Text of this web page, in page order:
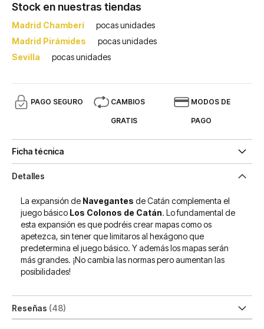
Stock en nuestras tiendas
Madrid Chamberí
pocas unidades
Madrid Pirámides
pocas unidades
Sevilla
pocas unidades
PAGO SEGURO CAMBIOS
GRATIS
MODOS DE
PAGO
Ficha técnica
Detalles
La expansión de Navegantes de Catán complementa el
juego básico Los Colonos de Catán. Lo fundamental de
esta expansión es que podréis crear mapas como os
apetezca, sin tener que limitaros al hexágono que
predetermina el juego básico. Y además los mapas serán
más grandes. ¡No cambia las normas pero aumentan las
posibilidades!
Reseñas 48